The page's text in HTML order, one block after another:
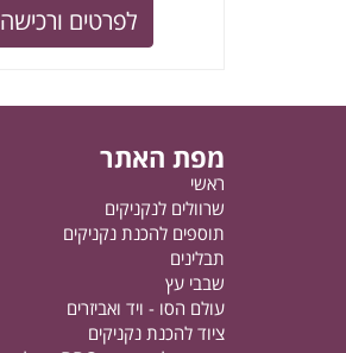
לפרטים ורכישה
מפת האתר
ראשי
שרוולים לנקניקים
תוספים להכנת נקניקים
תבלינים
שבבי עץ
עולם הסו - ויד ואביזרים
ציוד להכנת נקניקים